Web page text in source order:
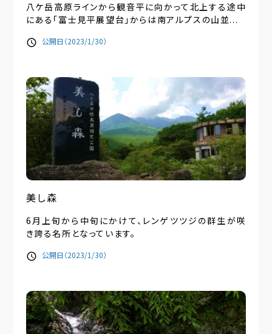
八ケ岳高原ラインから観音平に向かって北上する途中
にある「富士見平展望台」からは南アルプスの山並...
公開日（2023/1/30）
美し森
6月上旬から中旬にかけて、レンゲツツジの群生が咲
き誇る名所となっています。
公開日（2023/1/30）